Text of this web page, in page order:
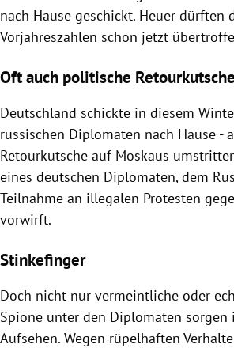
nach Hause geschickt. Heuer dürften
Vorjahreszahlen schon jetzt
Oft auch politische Retourkutsche
Deutschland schickte in diesem
russischen Diplomaten nach Hause -
Retourkutsche auf Moskaus
eines deutschen Diplomaten, dem
Teilnahme an illegalen Protesten
vorwirft.
Stinkefinger
Doch nicht nur vermeintliche oder
Spione unter den Diplomaten sorgen
Aufsehen. Wegen rüpelhaften